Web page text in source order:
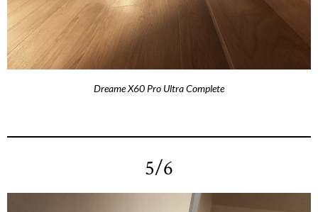
Dreame X60 Pro Ultra Complete
5/6